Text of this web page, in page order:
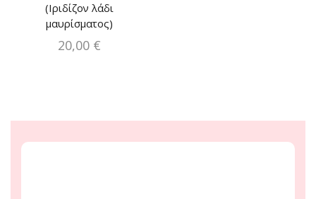
(Ιριδίζον λάδι
μαυρίσματος)
20,00 €